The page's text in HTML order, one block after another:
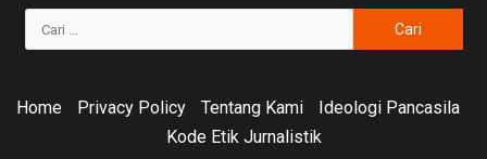
Home Privacy Policy Tentang Kami
Ideologi Pancasila
Kode Etik Jurnalistik